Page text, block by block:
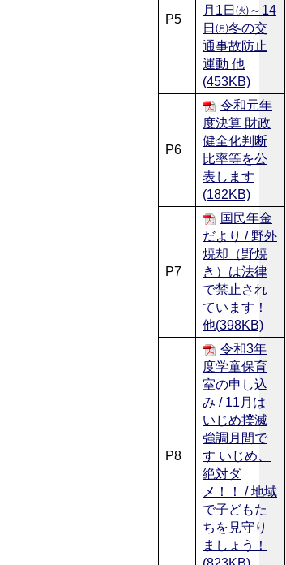
P5
月1日㈫～14
日㈪冬の交
通事故防止
運動 他
(453KB)
P6
令和元年
度決算 財政
健全化判断
比率等を公
表します
(182KB)
P7
国民年金
だより / 野外
焼却（野焼
き）は法律
で禁止され
ています！
他(398KB)
P8
令和3年
度学童保育
室の申し込
み / 11月は
いじめ撲滅
強調月間で
す いじめ、
絶対ダ
メ！！ / 地域
で子どもた
ちを見守り
ましょう！